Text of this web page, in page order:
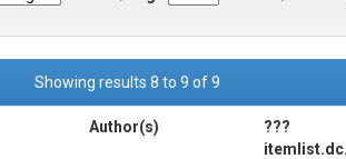
Showing results 8 to 9 of 9
Author(s)
???